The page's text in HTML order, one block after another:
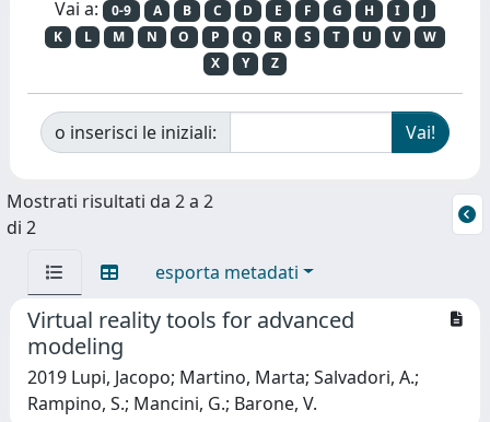
Vai a: 0-9 A B C D E F G H I
J
K
L M N O P Q R S T U V
W
X
Y Z
o inserisci le iniziali:
Mostrati risultati da 2 a 2
di 2
esporta metadati
Virtual reality tools for advanced
modeling
2019 Lupi, Jacopo; Martino, Marta; Salvadori, A.;
Rampino, S.; Mancini, G.; Barone, V.